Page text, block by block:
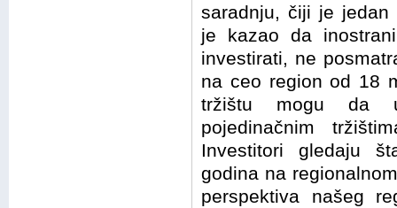
saradnju, čiji je jedan
je kazao da
investirati, ne
na ceo region od 18
tržištu mogu da
pojedinačnim
Investitori gledaju
godina na
perspektiva našeg